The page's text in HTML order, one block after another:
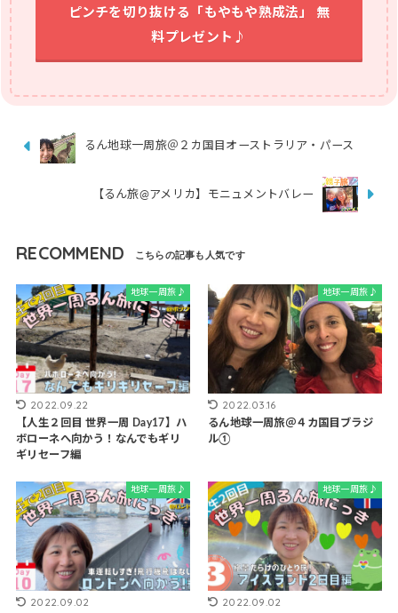
ピンチを切り抜ける「もやもや熟成法」 無
料プレゼント♪
るん地球一周旅＠２カ国目オーストラリア・パース
【るん旅@アメリカ】モニュメントバレー
RECOMMEND
地球一周旅♪
2022.09.22
【人生２回目 世界一周 Day17】ハ
ボローネへ向かう！なんでもギリ
ギリセーフ編
地球一周旅♪
2022.03.16
るん地球一周旅＠４カ国目ブラジ
ル①
地球一周旅♪
2022.09.02
地球一周旅♪
2022.09.02